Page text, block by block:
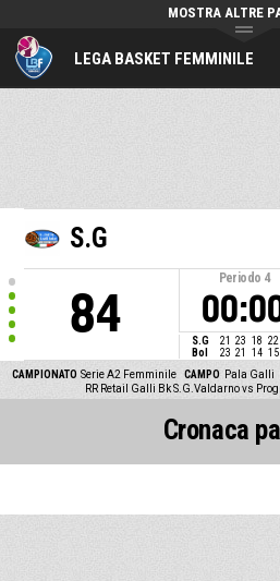
LEGA BASKET FEMMINILE
MOSTRA ALTRE
S.G
84
Periodo 4
S.G 21 23 18 22
Bol
23 21 14 15
CAMPIONATO Serie A2 Femminile CAMPO Pala Galli
RR Retail Galli Bk S.G.Valdarno vs
Cronaca